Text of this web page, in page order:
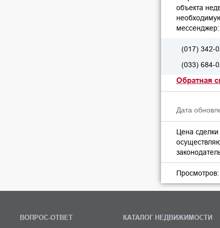
объекта
(017) 342-
(033) 684-
Обратная
Дата
Цена
Просмотров:
ВОПРОС-ОТВЕТ
КАТАЛОГ НЕДВИЖИМОСТИ